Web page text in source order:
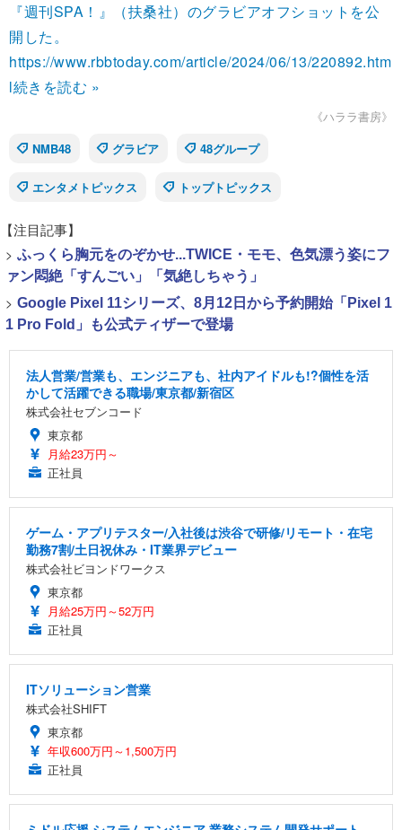
『週刊SPA！』（扶桑社）のグラビアオフショットを公
開した。
https://www.rbbtoday.com/article/2024/06/13/220892.htm
l続きを読む »
《ハララ書房》
NMB48
グラビア 48グループ
エンタメトピックス トップトピックス
【注目記事】
> ふっくら胸元をのぞかせ...TWICE・モモ、色気漂う姿にフ
ァン悶絶「すんごい」「気絶しちゃう」
> Google Pixel 11シリーズ、8月12日から予約開始「Pixel 1
1 Pro Fold」も公式ティザーで登場
法人営業/営業も、エンジニアも、社内アイドルも!?個性を活
かして活躍できる職場/東京都/新宿区
株式会社セブンコード
東京都
月給23万円～
正社員
ゲーム・アプリテスター/入社後は渋谷で研修/リモート・在宅
勤務7割/土日祝休み・IT業界デビュー
株式会社ビヨンドワークス
東京都
月給25万円～52万円
正社員
ITソリューション営業
株式会社SHIFT
東京都
年収600万円～1,500万円
正社員